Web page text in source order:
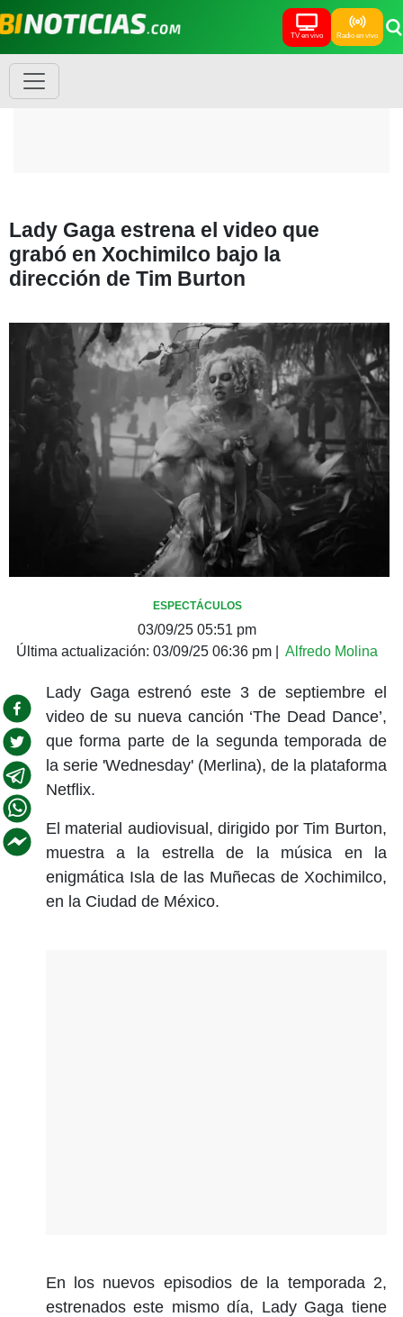
TV en vivo Radio en vivo
Lady Gaga estrena el video que
grabó en Xochimilco bajo la
dirección de Tim Burton
ESPECTÁCULOS
03/09/25 05:51 pm
Última actualización: 03/09/25 06:36 pm Alfredo Molina
Lady Gaga estrenó este 3 de septiembre el
video de su nueva canción ‘The Dead Dance’,
que forma parte de la segunda temporada de
la serie 'Wednesday' (Merlina), de la plataforma
Netflix.
El material audiovisual, dirigido por Tim Burton,
muestra a la estrella de la música en la
enigmática Isla de las Muñecas de Xochimilco,
en la Ciudad de México.
En los nuevos episodios de la temporada 2,
estrenados este mismo día, Lady Gaga tiene